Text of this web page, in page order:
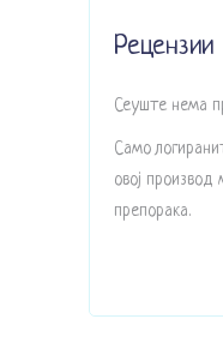
Рецензии
Сеуште нема
Само
овој
препорака.